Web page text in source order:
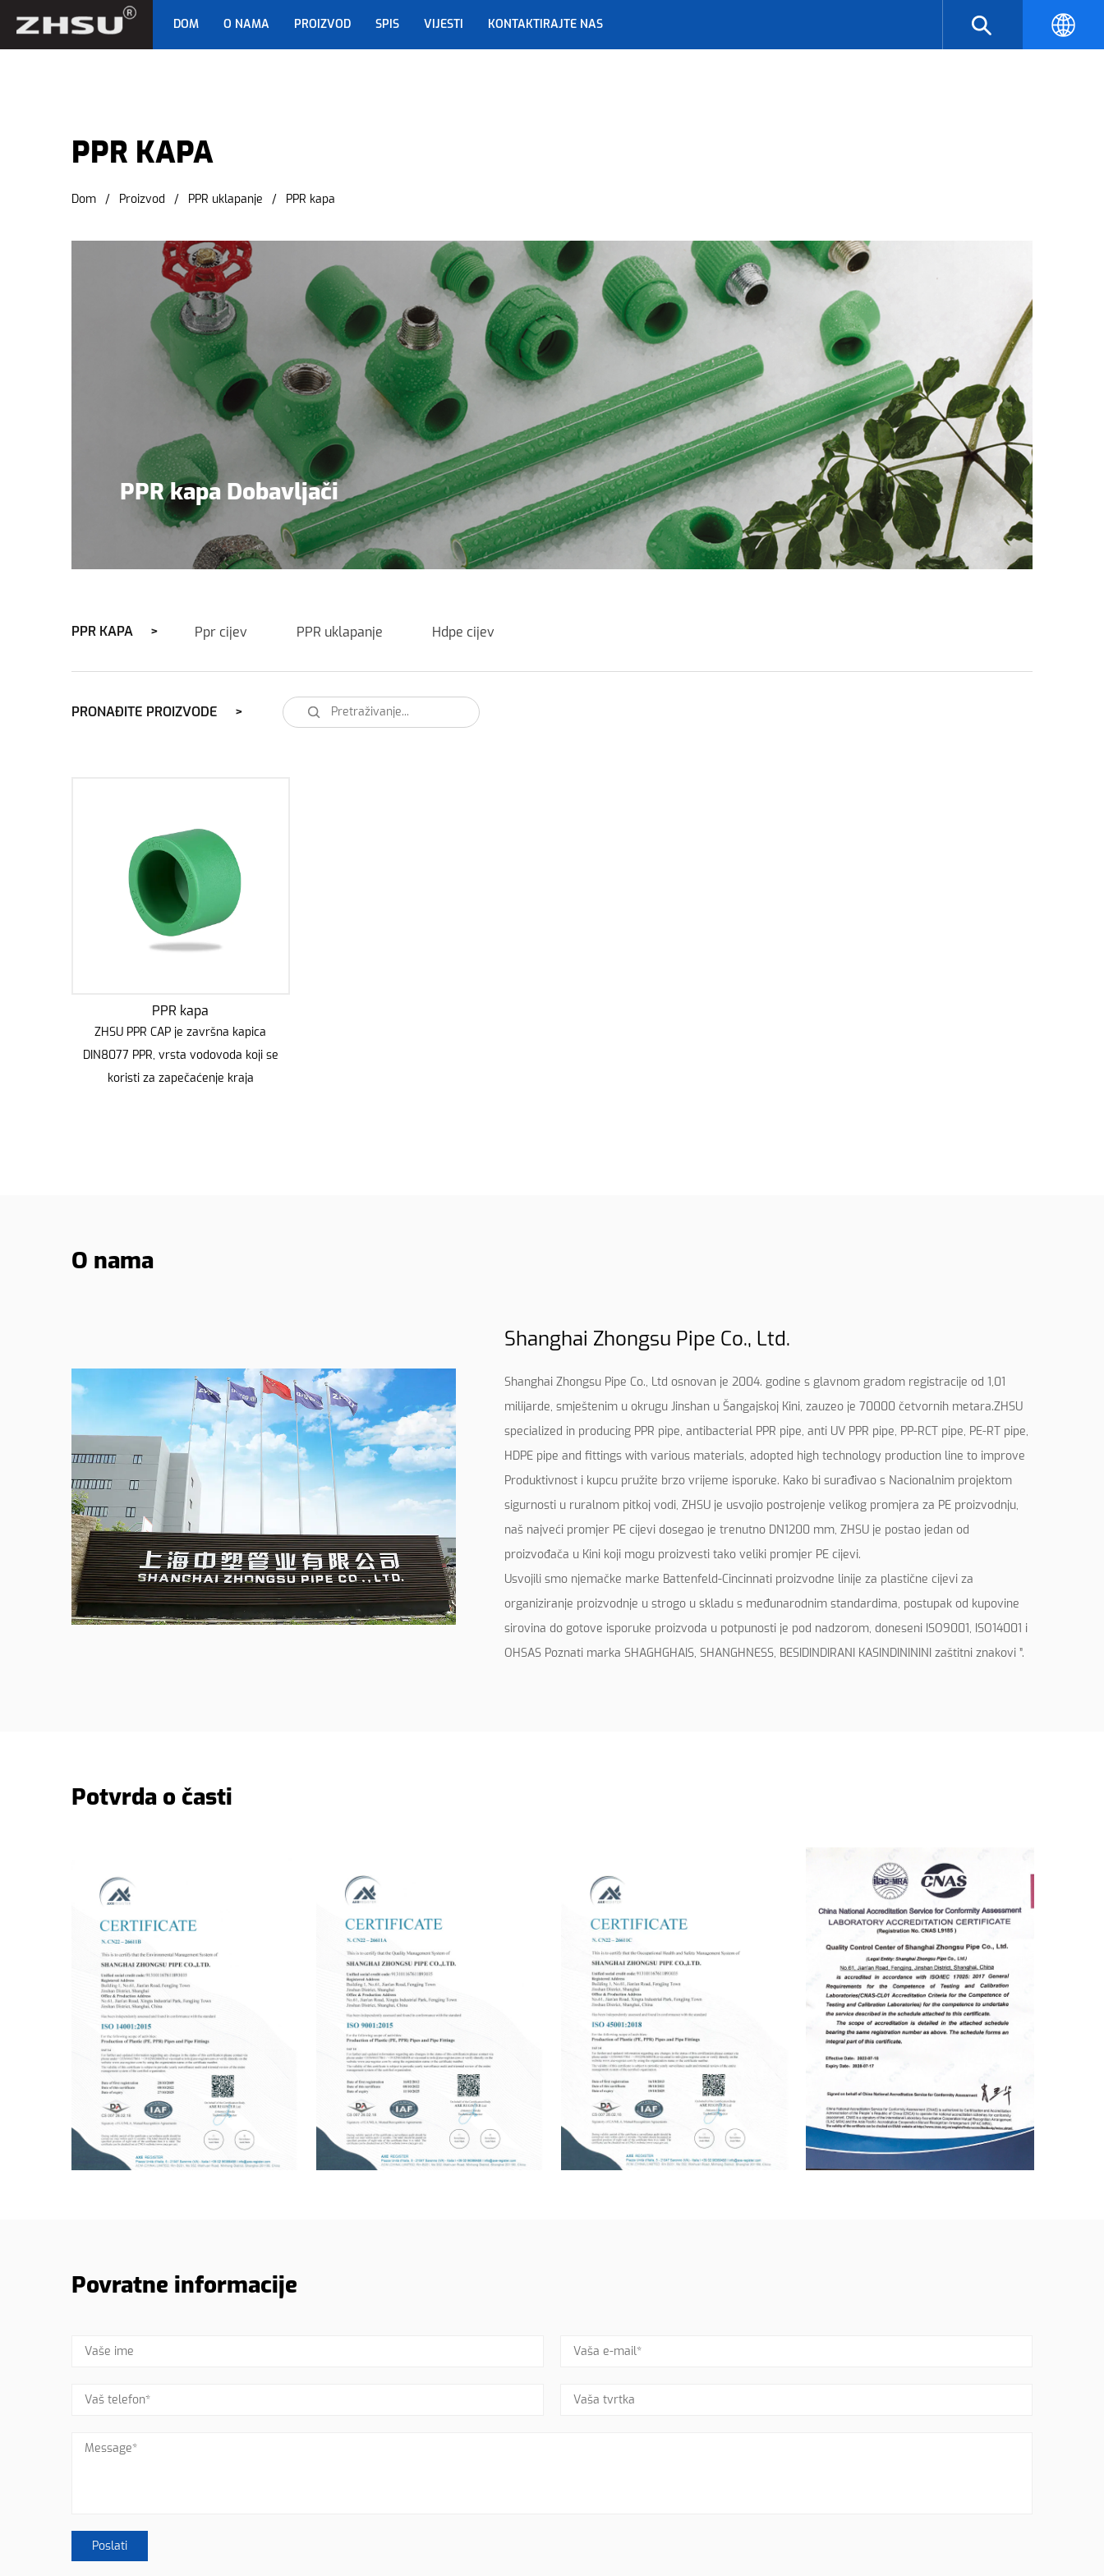
DOM O NAMA PROIZVOD SPIS VIJESTI KONTAKTIRAJTE NAS
PPR KAPA
PPR KAPA
Dom / Proizvod / PPR uklapanje / PPR kapa
PPR kapa Dobavljači
PPR KAPA Ppr cijev PPR uklapanje Hdpe cijev
PRONAĐITE PROIZVODE
PPR kapa
ZHSU PPR CAP je završna kapica
DIN8077 PPR, vrsta vodovoda koji se
koristi za zapečaćenje kraja
O nama
Shanghai Zhongsu Pipe Co., Ltd.
Shanghai Zhongsu Pipe Co., Ltd osnovan je 2004. godine s glavnom gradom registracije od 1,01
milijarde, smještenim u okrugu Jinshan u Šangajskoj Kini, zauzeo je 70000 četvornih metara.ZHSU
specialized in producing PPR pipe, antibacterial PPR pipe, anti UV PPR pipe, PP-RCT pipe, PE-RT pipe,
HDPE pipe and fittings with various materials, adopted high technology production line to improve
Produktivnost i kupcu pružite brzo vrijeme isporuke. Kako bi surađivao s Nacionalnim projektom
sigurnosti u ruralnom pitkoj vodi, ZHSU je usvojio postrojenje velikog promjera za PE proizvodnju,
naš najveći promjer PE cijevi dosegao je trenutno DN1200 mm, ZHSU je postao jedan od
proizvođača u Kini koji mogu proizvesti tako veliki promjer PE cijevi.
Usvojili smo njemačke marke Battenfeld-Cincinnati proizvodne linije za plastične cijevi za
organiziranje proizvodnje u strogo u skladu s međunarodnim standardima, postupak od kupovine
sirovina do gotove isporuke proizvoda u potpunosti je pod nadzorom, doneseni ISO9001, ISO14001 i
OHSAS Poznati marka SHAGHGHAIS, SHANGHNESS, BESIDINDIRANI KASINDINININI zaštitni znakovi ”.
Potvrda o časti
Povratne informacije